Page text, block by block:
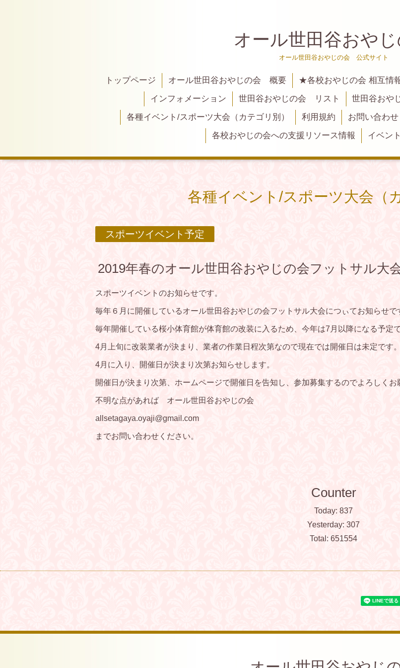
オール世田谷おや
オール世田谷おやじの会 公式サイト
トップページ オール世田谷おやじの会 概要 ★各校おやじの会 相互情
インフォメーション
世田谷おやじの会 リスト 世田谷おや
各種イベント/スポーツ大会（カテゴリ別）
利用規約 お問い合わせ
各校おやじの会への支援リソース情報
イベン
各種イベント/スポーツ大会（
スポーツイベント予定
2019年春のオール世田谷おやじの会フットサル大
スポーツイベントのお知らせです。
毎年６月に開催しているオール世田谷おやじの会フットサル大会につぃてお知らせで
毎年開催している桜小体育館が体育館の改装に入るため、今年は7月以降になる予定で
4月上旬に改装業者が決まり、業者の作業日程次第なので現在では開催日は未定です。
4月に入り、開催日が決まり次第お知らせします。
開催日が決まり次第、ホームページで開催日を告知し、参加募集するのでよろしくお
不明な点があれば オール世田谷おやじの会
allsetagaya.oyaji@gmail.com
までお問い合わせください。
Counter
Today: 837
Yesterday: 307
Total: 651554